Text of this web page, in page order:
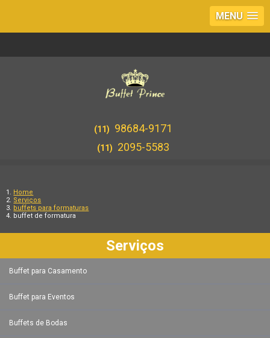
MENU
(11) 98684-9171
(11) 2095-5583
Home
Serviços
buffets para formaturas
buffet de formatura
Serviços
Buffet para Casamento
Buffet para Eventos
Buffets de Bodas